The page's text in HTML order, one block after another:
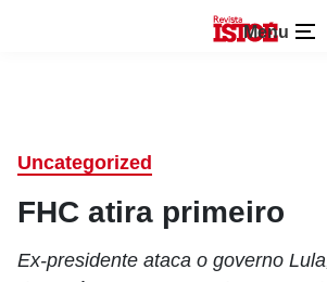
Menu
Uncategorized
FHC atira primeiro
Ex-presidente ataca o governo